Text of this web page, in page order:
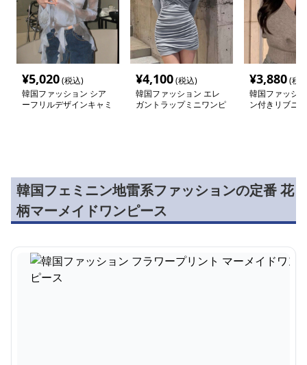
¥5,020(税込)
韓国ファッション シア
ーフリルデザインキャミ
¥4,100(税込)
韓国ファッション エレ
ガントラップミニワンピ
¥3,880(税
韓国ファッシ
ン付きリブニ
韓国フェミニン地雷系ファッションの定番 花
柄マーメイドワンピース